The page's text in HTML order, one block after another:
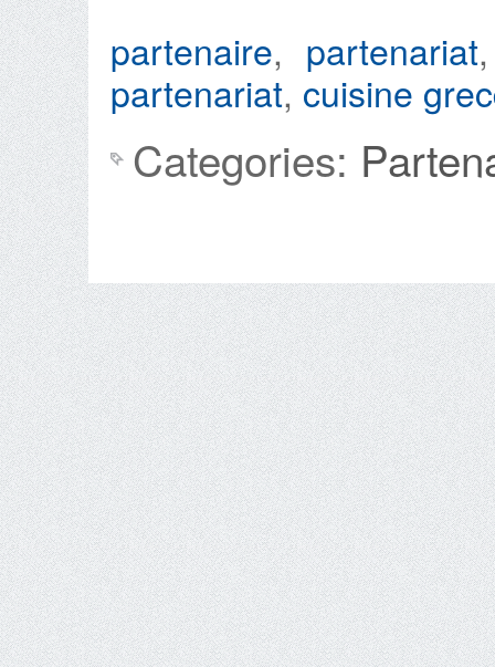
partenaire, partenariat
partenariat, cuisine
Categories: